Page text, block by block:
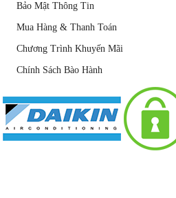
Bảo Mật Thông Tin
Mua Hàng & Thanh Toán
Chương Trình Khuyến Mãi
Chính Sách Bào Hành